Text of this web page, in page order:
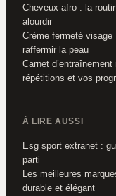
Cheveux afro : la
alourdir
Crème fermeté
raffermir la peau
Carnet
répétitions et vos
À LIRE AUSSI
Esg sport extranet :
parti
Les meilleures
durable et élégant